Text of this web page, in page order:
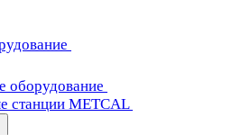
оборудование
станции METCAL